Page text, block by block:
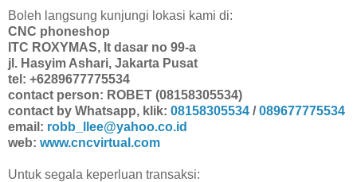
Boleh langsung kunjungi lokasi kami di:
CNC phoneshop
ITC ROXYMAS, lt dasar no 99-a
jl. Hasyim Ashari, Jakarta Pusat
tel: +6289677775534
contact person: ROBET (08158305534)
contact by Whatsapp, klik: 08158305534 /089677775534
email: robb_llee@yahoo.co.id
web: www.cncvirtual.com
Untuk segala keperluan transaksi: